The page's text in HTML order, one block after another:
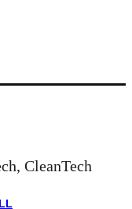
CleanTech